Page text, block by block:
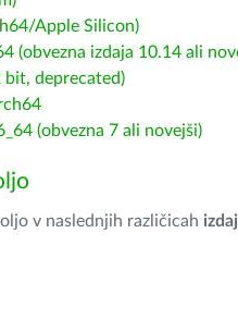
Apple Silicon)
(obvezna izdaja 10.14 ali
deprecated)
(obvezna 7 ali novejši)
v naslednjih različicah izdaj